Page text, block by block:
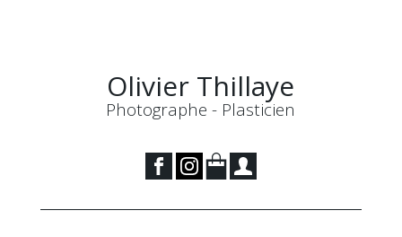
Olivier Thillaye
Photographe - Plasticien